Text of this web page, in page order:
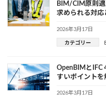
BIM/CIM原則
求められる対応
2026年3月17日
カテゴリー
OpenBIMとIFC
すいポイントを
2026年3月17日